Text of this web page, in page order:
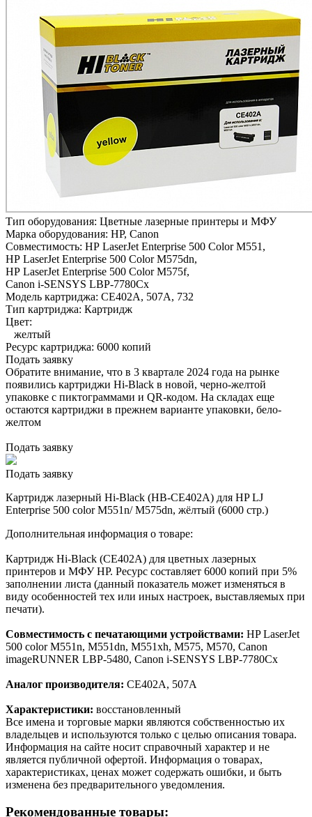
Тип оборудования: Цветные лазерные принтеры и МФУ
Марка оборудования: HP, Canon
Совместимость: HP LaserJet Enterprise 500 Color M551,
HP LaserJet Enterprise 500 Color M575dn,
HP LaserJet Enterprise 500 Color M575f,
Canon i-SENSYS LBP-7780Cх
Модель картриджа: CE402A, 507A, 732
Тип картриджа: Картридж
Цвет:
желтый
Ресурс картриджа: 6000 копий
Подать заявку
Обратите внимание, что в 3 квартале 2024 года на рынке
появились картриджи Hi-Black в новой, черно-желтой
упаковке с пиктограммами и QR-кодом. На складах еще
остаются картриджи в прежнем варианте упаковки, бело-
желтом
Подать заявку
Подать заявку
Картридж лазерный Hi-Black (HB-CE402A) для HP LJ
Enterprise 500 color M551n/ M575dn, жёлтый (6000 стр.)
Дополнительная информация о товаре:
Картридж Hi-Black (CE402A) для цветных лазерных
принтеров и МФУ HP. Ресурс составляет 6000 копий при 5%
заполнении листа (данный показатель может изменяться в
виду особенностей тех или иных настроек, выставляемых при
печати).
Совместимость с печатающими устройствами: HP LaserJet
500 color M551n, M551dn, M551xh, M575, M570, Canon
imageRUNNER LBP-5480, Canon i-SENSYS LBP-7780Cx
Аналог производителя: CE402A, 507A
Характеристики: восстановленный
Все имена и торговые марки являются собственностью их
владельцев и используются только с целью описания товара.
Информация на сайте носит справочный характер и не
является публичной офертой. Информация о товарах,
характеристиках, ценах может содержать ошибки, и быть
изменена без предварительного уведомления.
Рекомендованные товары: